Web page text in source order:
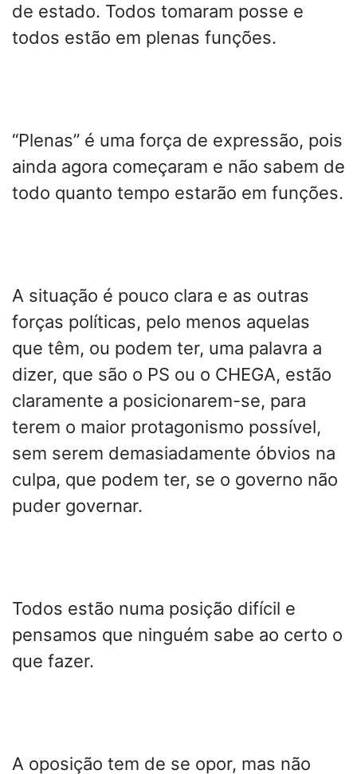
de estado. Todos tomaram posse e
todos estão em plenas funções.
“Plenas” é uma força de expressão, pois
ainda agora começaram e não sabem de
todo quanto tempo estarão em funções.
A situação é pouco clara e as outras
forças políticas, pelo menos aquelas
que têm, ou podem ter, uma palavra a
dizer, que são o PS ou o CHEGA, estão
claramente a posicionarem-se, para
terem o maior protagonismo possível,
sem serem demasiadamente óbvios na
culpa, que podem ter, se o governo não
puder governar.
Todos estão numa posição difícil e
pensamos que ninguém sabe ao certo o
que fazer.
A oposição tem de se opor, mas não